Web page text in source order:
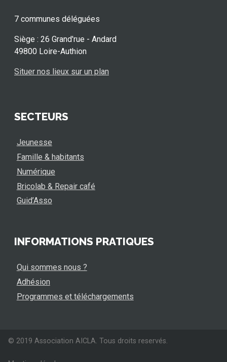
7 communes déléguées
Siège : 26 Grand'rue - Andard
49800 Loire-Authion
Situer nos lieux sur un plan
SECTEURS
Jeunesse
Famille & habitants
Numérique
Bricolab & Repair café
Guid’Asso
INFORMATIONS PRATIQUES
Qui sommes nous ?
Adhésion
Programmes et téléchargements
© 2019 Association AICLA. Tous droits reservés.